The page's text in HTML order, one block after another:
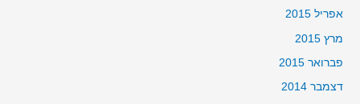
אפריל 2015
מרץ 2015
פברואר 2015
דצמבר 2014